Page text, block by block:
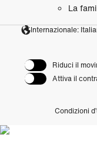
La
Internazionale:
Riduci il
Attiva il
Condizioni